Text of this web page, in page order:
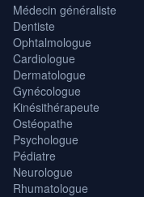
Médecin généraliste
Dentiste
Ophtalmologue
Cardiologue
Dermatologue
Gynécologue
Kinésithérapeute
Ostéopathe
Psychologue
Pédiatre
Neurologue
Rhumatologue